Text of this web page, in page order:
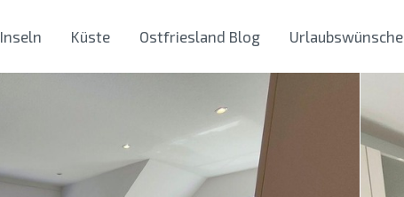
Inseln Küste Ostfriesland Blog Urlaubswünsche